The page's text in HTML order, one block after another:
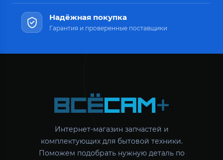
Надёжная покупка
Гарантия и проверенные поставщики
Интернет-магазин запчастей и
комплектующих для бытовой техники.
Поможем подобрать нужную деталь по